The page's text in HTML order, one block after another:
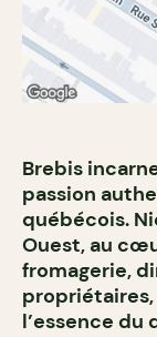
Brebis
passion
québécois.
Ouest, au
fromagerie,
propriétaires,
l’essence du